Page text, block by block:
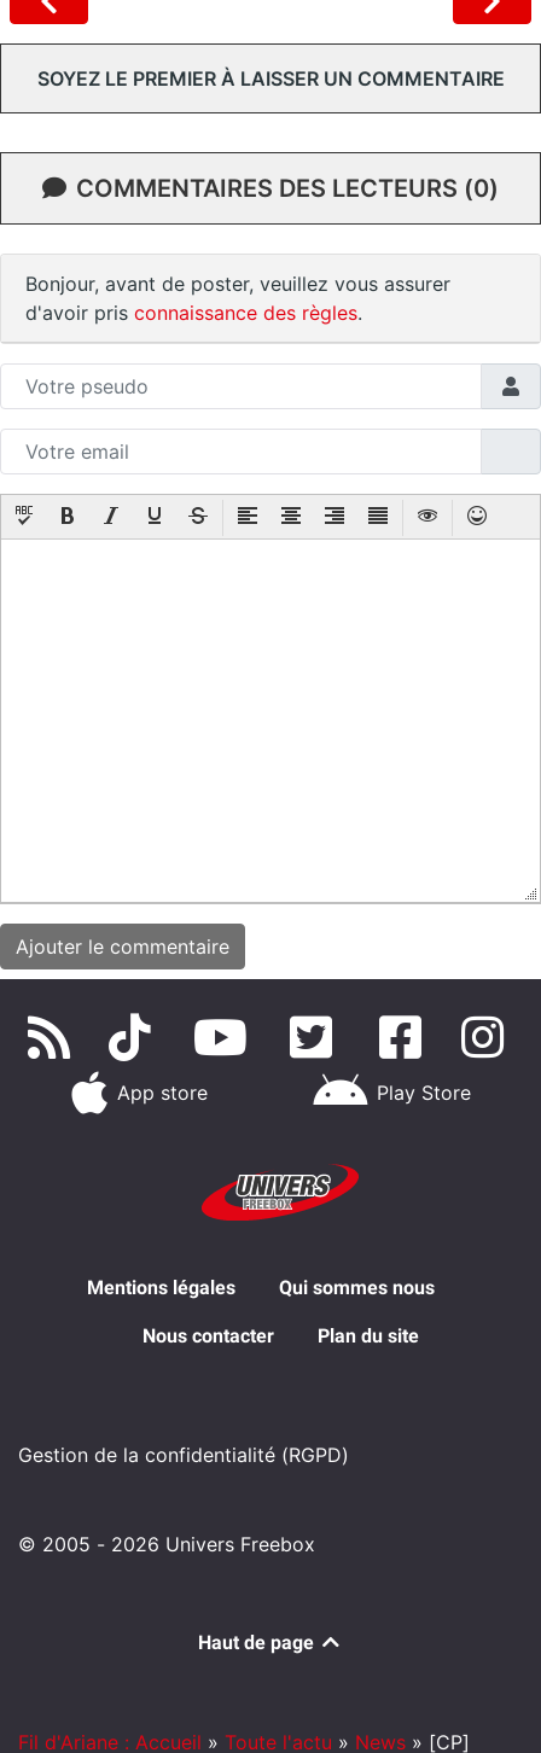
SOYEZ LE PREMIER À LAISSER UN COMMENTAIRE
COMMENTAIRES DES LECTEURS (0)
Bonjour, avant de poster, veuillez vous assurer
d'avoir pris connaissance des règles.
App store Play Store
Mentions légales Qui sommes nous
Nous contacter Plan du site
Gestion de la confidentialité (RGPD)
© 2005 - 2026 Univers Freebox
Haut de page
Fil d'Ariane : Accueil » Toute l'actu » News » [CP]